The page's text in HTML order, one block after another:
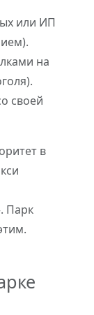
или ИП
на
своей
в
Парк